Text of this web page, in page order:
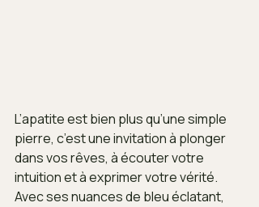
L’apatite est bien plus qu’une simple
pierre, c’est une invitation à plonger
dans vos rêves, à écouter votre
intuition et à exprimer votre vérité.
Avec ses nuances de bleu éclatant,